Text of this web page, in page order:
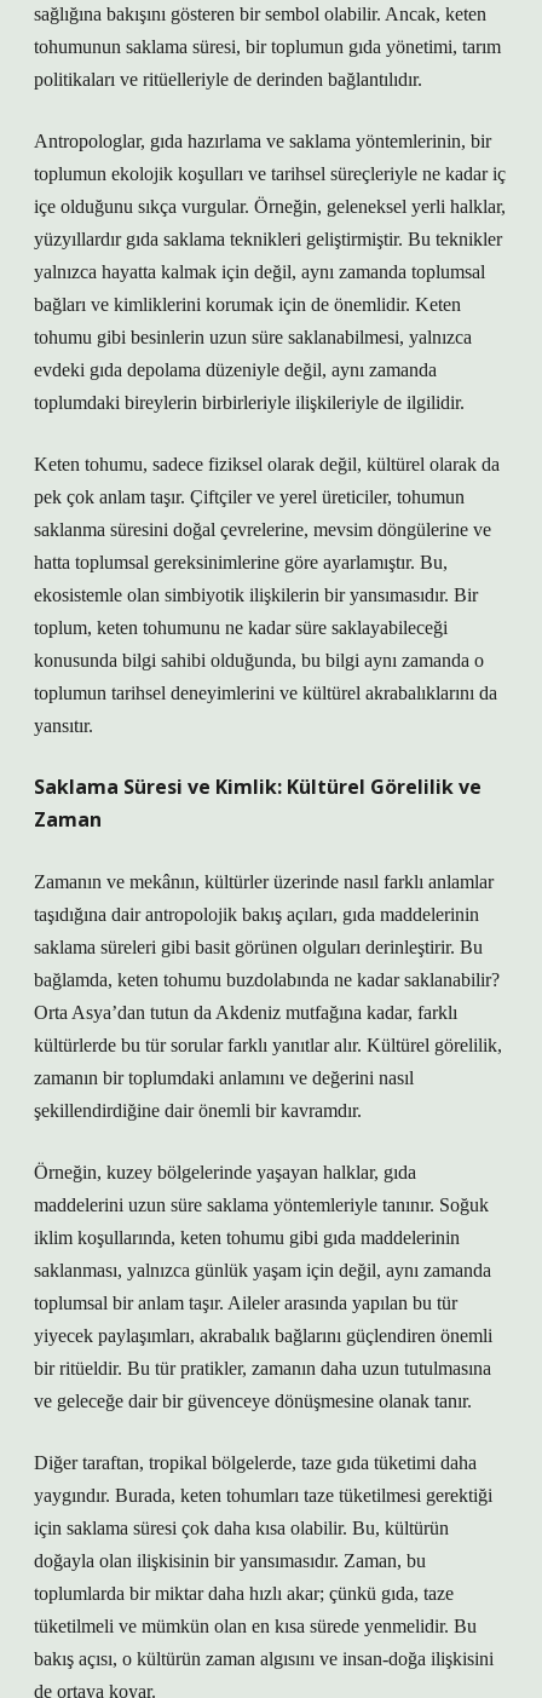
sağlığına bakışını gösteren bir sembol olabilir. Ancak, keten
tohumunun saklama süresi, bir toplumun gıda yönetimi, tarım
politikaları ve ritüelleriyle de derinden bağlantılıdır.
Antropologlar, gıda hazırlama ve saklama yöntemlerinin, bir
toplumun ekolojik koşulları ve tarihsel süreçleriyle ne kadar iç
içe olduğunu sıkça vurgular. Örneğin, geleneksel yerli halklar,
yüzyıllardır gıda saklama teknikleri geliştirmiştir. Bu teknikler
yalnızca hayatta kalmak için değil, aynı zamanda toplumsal
bağları ve kimliklerini korumak için de önemlidir. Keten
tohumu gibi besinlerin uzun süre saklanabilmesi, yalnızca
evdeki gıda depolama düzeniyle değil, aynı zamanda
toplumdaki bireylerin birbirleriyle ilişkileriyle de ilgilidir.
Keten tohumu, sadece fiziksel olarak değil, kültürel olarak da
pek çok anlam taşır. Çiftçiler ve yerel üreticiler, tohumun
saklanma süresini doğal çevrelerine, mevsim döngülerine ve
hatta toplumsal gereksinimlerine göre ayarlamıştır. Bu,
ekosistemle olan simbiyotik ilişkilerin bir yansımasıdır. Bir
toplum, keten tohumunu ne kadar süre saklayabileceği
konusunda bilgi sahibi olduğunda, bu bilgi aynı zamanda o
toplumun tarihsel deneyimlerini ve kültürel akrabalıklarını da
yansıtır.
Saklama Süresi ve Kimlik: Kültürel Görelilik ve
Zaman
Zamanın ve mekânın, kültürler üzerinde nasıl farklı anlamlar
taşıdığına dair antropolojik bakış açıları, gıda maddelerinin
saklama süreleri gibi basit görünen olguları derinleştirir. Bu
bağlamda, keten tohumu buzdolabında ne kadar saklanabilir?
Orta Asya’dan tutun da Akdeniz mutfağına kadar, farklı
kültürlerde bu tür sorular farklı yanıtlar alır. Kültürel görelilik,
zamanın bir toplumdaki anlamını ve değerini nasıl
şekillendirdiğine dair önemli bir kavramdır.
Örneğin, kuzey bölgelerinde yaşayan halklar, gıda
maddelerini uzun süre saklama yöntemleriyle tanınır. Soğuk
iklim koşullarında, keten tohumu gibi gıda maddelerinin
saklanması, yalnızca günlük yaşam için değil, aynı zamanda
toplumsal bir anlam taşır. Aileler arasında yapılan bu tür
yiyecek paylaşımları, akrabalık bağlarını güçlendiren önemli
bir ritüeldir. Bu tür pratikler, zamanın daha uzun tutulmasına
ve geleceğe dair bir güvenceye dönüşmesine olanak tanır.
Diğer taraftan, tropikal bölgelerde, taze gıda tüketimi daha
yaygındır. Burada, keten tohumları taze tüketilmesi gerektiği
için saklama süresi çok daha kısa olabilir. Bu, kültürün
doğayla olan ilişkisinin bir yansımasıdır. Zaman, bu
toplumlarda bir miktar daha hızlı akar; çünkü gıda, taze
tüketilmeli ve mümkün olan en kısa sürede yenmelidir. Bu
bakış açısı, o kültürün zaman algısını ve insan-doğa ilişkisini
de ortaya koyar.